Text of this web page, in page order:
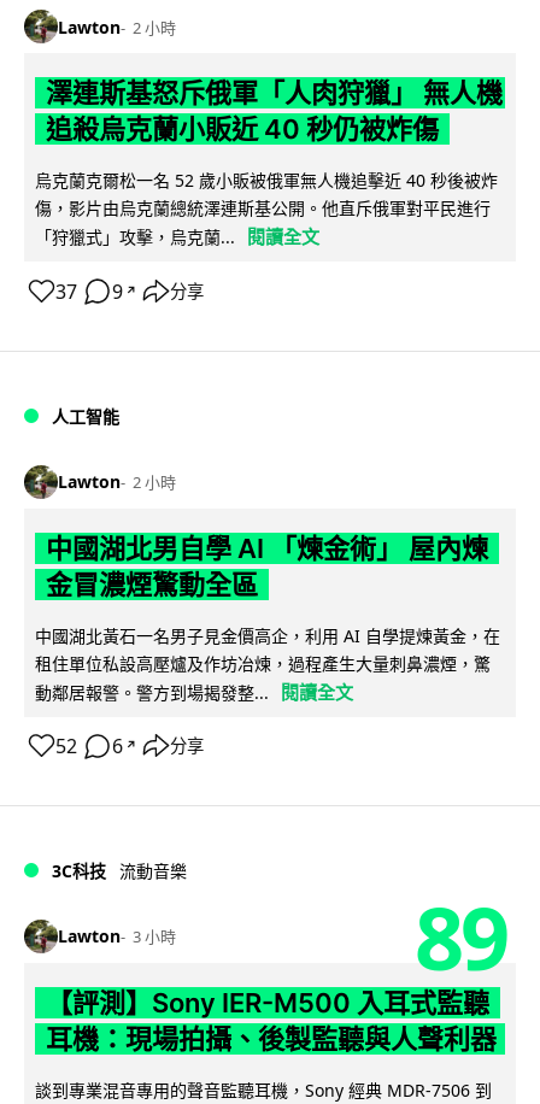
Lawton 2 小時
澤連斯基怒斥俄軍「人肉狩獵」 無人機
追殺烏克蘭小販近 40 秒仍被炸傷
烏克蘭克爾松一名 52 歲小販被俄軍無人機追擊近 40 秒後被炸
傷，影片由烏克蘭總統澤連斯基公開。他直斥俄軍對平民進行
「狩獵式」攻擊，烏克蘭...
閱讀全文
37 9 ↗ 分享
人工智能
Lawton 2 小時
中國湖北男自學 AI 「煉金術」 屋內煉
金冒濃煙驚動全區
中國湖北黃石一名男子見金價高企，利用 AI 自學提煉黃金，在
租住單位私設高壓爐及作坊冶煉，過程產生大量刺鼻濃煙，驚
動鄰居報警。警方到場揭發整...
閱讀全文
52 6 ↗ 分享
3C科技 流動音樂
Lawton 3 小時 89
【評測】Sony IER-M500 入耳式監聽
耳機：現場拍攝、後製監聽與人聲利器
談到專業混音專用的聲音監聽耳機，Sony 經典 MDR-7506 到